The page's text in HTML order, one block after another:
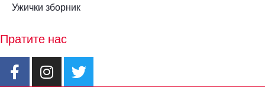
Ужички зборник
Пратите нас